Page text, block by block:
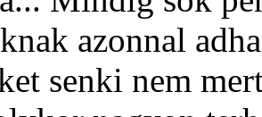
azonnal
senki nem